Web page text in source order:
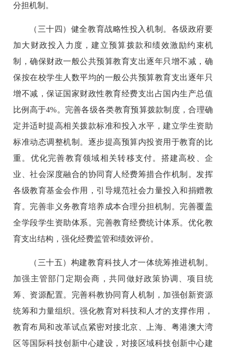
分担机制。
（三十四）健全教育战略性投入机制。各级政府要
加大财政投入力度，建立预算拨款和绩效激励约束机
制，确保财政一般公共预算教育支出逐年只增不减，确
保按在校学生人数平均的一般公共预算教育支出逐年只
增不减，保证国家财政性教育经费支出占国内生产总值
比例高于4%。完善各级各类教育预算拨款制度，合理确
定并适时提高相关拨款标准和投入水平，建立学生资助
标准动态调整机制。逐步提高预算内投资用于教育的比
重。优化完善教育领域相关转移支付。搭建高校、企
业、社会深度融合的协同育人经费筹措合作机制。发挥
各级教育基金会作用，引导规范社会力量投入和捐赠教
育。完善非义务教育培养成本合理分担机制。完善覆盖
全学段学生资助体系。完善教育经费统计体系。优化教
育支出结构，强化经费监管和绩效评价。
（三十五）构建教育科技人才一体统筹推进机制。
加强主管部门定期会商，共同做好政策协调、项目统
筹、资源配置。完善科教协同育人机制，加强创新资源
统筹和力量组织。强化教育对科技和人才的支撑作用，
教育布局和改革试点紧密对接北京、上海、粤港澳大湾
区等国际科技创新中心建设，对接区域科技创新中心建